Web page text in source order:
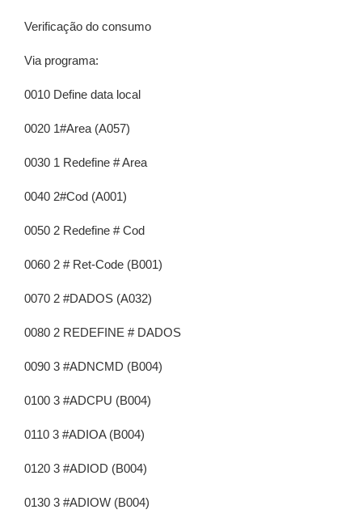
Verificação do consumo
Via programa:
0010 Define data local
0020 1#Area (A057)
0030 1 Redefine # Area
0040 2#Cod (A001)
0050 2 Redefine # Cod
0060 2 # Ret-Code (B001)
0070 2 #DADOS (A032)
0080 2 REDEFINE # DADOS
0090 3 #ADNCMD (B004)
0100 3 #ADCPU (B004)
0110 3 #ADIOA (B004)
0120 3 #ADIOD (B004)
0130 3 #ADIOW (B004)